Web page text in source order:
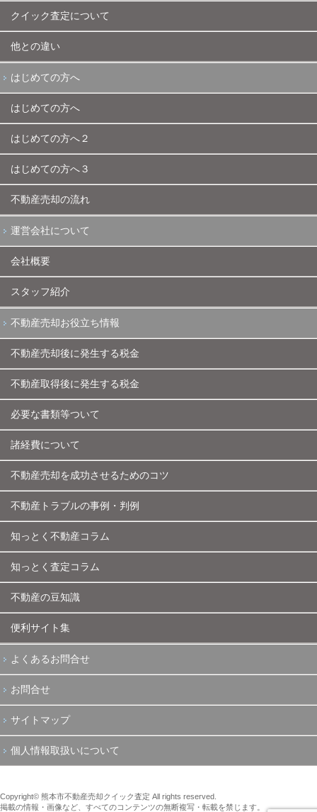
クイック査定について
他との違い
はじめての方へ
はじめての方へ
はじめての方へ２
はじめての方へ３
不動産売却の流れ
運営会社について
会社概要
スタッフ紹介
不動産売却お役立ち情報
不動産売却後に発生する税金
不動産取得後に発生する税金
必要な書類等ついて
諸経費について
不動産売却を成功させるためのコツ
不動産トラブルの事例・判例
知っとく不動産コラム
知っとく査定コラム
不動産の豆知識
便利サイト集
よくあるお問合せ
お問合せ
サイトマップ
個人情報取扱いについて
Copyright© 熊本市不動産売却クイック査定 All rights reserved.
掲載の情報・画像など、すべてのコンテンツの無断複写・転載を禁じます。